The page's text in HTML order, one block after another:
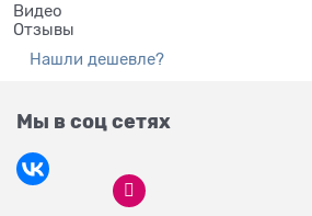
Видео
Отзывы
Нашли дешевле?
Мы в соц сетях